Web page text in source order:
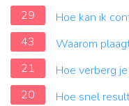
29
Hoe kan ik
43
Waarom
21
Hoe verberg
20
Hoe snel